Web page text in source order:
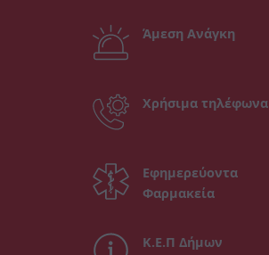
Άμεση Ανάγκη
Χρήσιμα τηλέφωνα
Εφημερεύοντα
Φαρμακεία
Κ.Ε.Π Δήμων